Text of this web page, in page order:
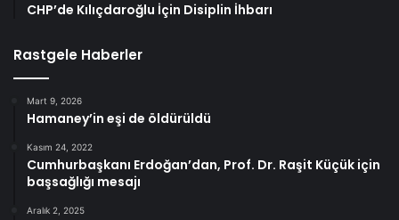
CHP’de Kılıçdaroğlu İçin Disiplin İhbarı
Rastgele Haberler
Mart 9, 2026
Hamaney’in eşi de öldürüldü
Kasım 24, 2022
Cumhurbaşkanı Erdoğan’dan, Prof. Dr. Raşit Küçük için
başsağlığı mesajı
Aralık 2, 2025